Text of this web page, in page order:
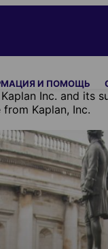
И ПОМОЩЬ
Kaplan Inc. and its
from Kaplan, Inc.